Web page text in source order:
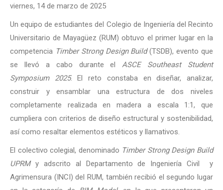
viernes, 14 de marzo de 2025
Un equipo de estudiantes del Colegio de Ingeniería del Recinto
Universitario de Mayagüez (RUM) obtuvo el primer lugar en la
competencia Timber Strong Design Build(TSDB), evento que
se llevó a cabo durante elASCE Southeast Student
Symposium 2025. El reto constaba en diseñar, analizar,
construir y ensamblar una estructura de dos niveles
completamente realizada en madera a escala 1:1, que
cumpliera con criterios de diseño estructural y sostenibilidad,
así como resaltar elementos estéticos y llamativos.
El colectivo colegial, denominado Timber Strong Design Build
UPRMy adscrito al Departamento de Ingeniería Civil y
Agrimensura (INCI) del RUM, también recibió el segundo lugar